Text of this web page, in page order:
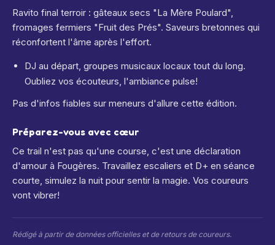
Ravito final terroir : gâteaux secs "La Mère Poulard",
fromages fermiers "Fruit des Prés". Saveurs bretonnes qui
réconfortent l'âme après l'effort.
DJ au départ, groupes musicaux locaux tout du long.
Oubliez vos écouteurs, l'ambiance pulse!
Pas d'infos fiables sur meneurs d'allure cette édition.
Préparez-vous avec cœur
Ce trail n'est pas qu'une course, c'est une déclaration
d'amour à Fougères. Travaillez escaliers et D+ en séance
courte, simulez la nuit pour sentir la magie. Vos coureurs
vont vibrer!
Rédigé à partir de données officielles et de retours de coureurs.